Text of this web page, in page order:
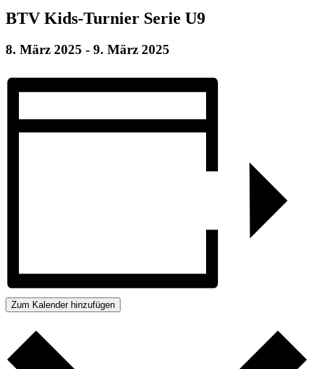
BTV Kids-Turnier Serie U9
8. März 2025 - 9. März 2025
Zum Kalender hinzufügen